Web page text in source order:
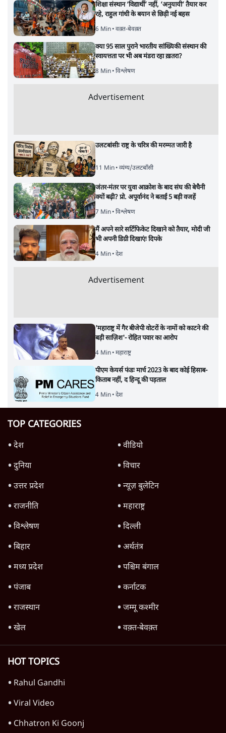
शिक्षा संस्थान ‘विद्यार्थी’ नहीं, ‘अनुयायी’ तैयार कर
रहे, राहुल गांधी के बयान से छिड़ी नई बहस
6 Min• वक़्त-बेवक़्त
क्या 95 साल पुराने भारतीय सांख्यिकी संस्थान की
स्वायत्तता पर भी अब मंडरा रहा ख़तरा?
8 Min• विश्लेषण
Advertisement
उलटबांसीः राष्ट्र के चरित्र की मरम्मत जारी है
11 Min• व्यंग्य/उलटबाँसी
जंतर-मंतर पर युवा आक्रोश के बाद संघ की बेचैनी
क्यों बढ़ी? प्रो. अपूर्वानंद ने बताईं 5 बड़ी वजहें
7 Min• विश्लेषण
मैं अपने सारे सर्टिफिकेट दिखाने को तैयार, मोदी जी
भी अपनी डिग्री दिखाएंः दिपके
4 Min• देश
Advertisement
'महाराष्ट्र में गैर बीजेपी वोटरों के नामों को काटने की
बड़ी साज़िश'- रोहित पवार का आरोप
4 Min• महाराष्ट्र
पीएम केयर्स फंडः मार्च 2023 के बाद कोई हिसाब-
किताब नहीं, द हिन्दू की पड़ताल
4 Min• देश
TOP CATEGORIES
देश
वीडियो
दुनिया
विचार
उत्तर प्रदेश
न्यूज़ बुलेटिन
राजनीति
महाराष्ट्र
विश्लेषण
दिल्ली
बिहार
अर्थतंत्र
मध्य प्रदेश
पश्चिम बंगाल
पंजाब
कर्नाटक
राजस्थान
जम्मू कश्मीर
खेल
वक़्त-बेवक़्त
HOT TOPICS
Rahul Gandhi
Viral Video
Chhatron Ki Goonj